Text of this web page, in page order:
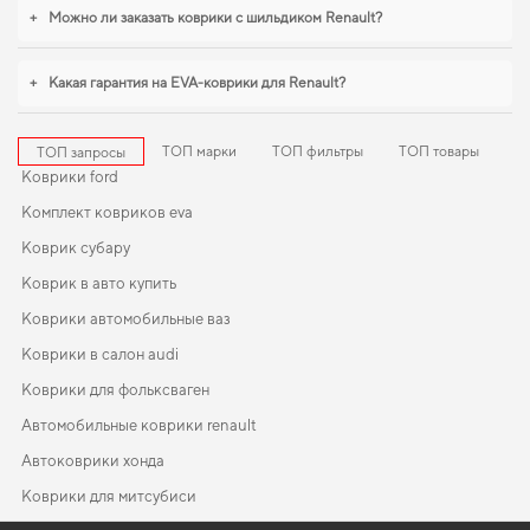
+ Можно ли заказать коврики с шильдиком Renault?
+ Какая гарантия на EVA-коврики для Renault?
ТОП запросы ТОП марки ТОП фильтры ТОП товары
Коврики ford
Комплект ковриков eva
Коврик субару
Коврик в авто купить
Коврики автомобильные ваз
Коврики в салон audi
Коврики для фольксваген
Автомобильные коврики renault
Автоковрики хонда
Коврики для митсубиси